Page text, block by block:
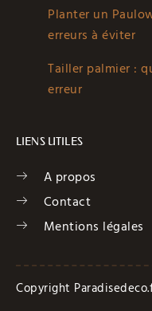
Planter un
erreurs à éviter
Tailler palmier :
erreur
LIENS UTILES
A propos
Contact
Mentions légales
Copyright